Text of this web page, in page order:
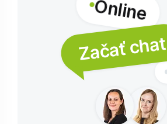
Online
Začať chat